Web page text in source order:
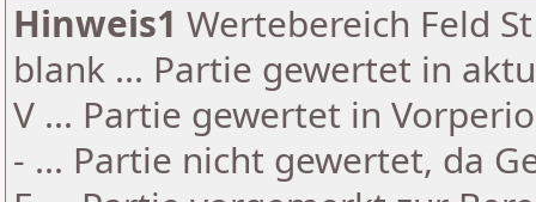
Hinweis1 Wertebereich Feld
blank ... Partie gewertet in
V ... Partie gewertet in
- ... Partie nicht gewertet, da